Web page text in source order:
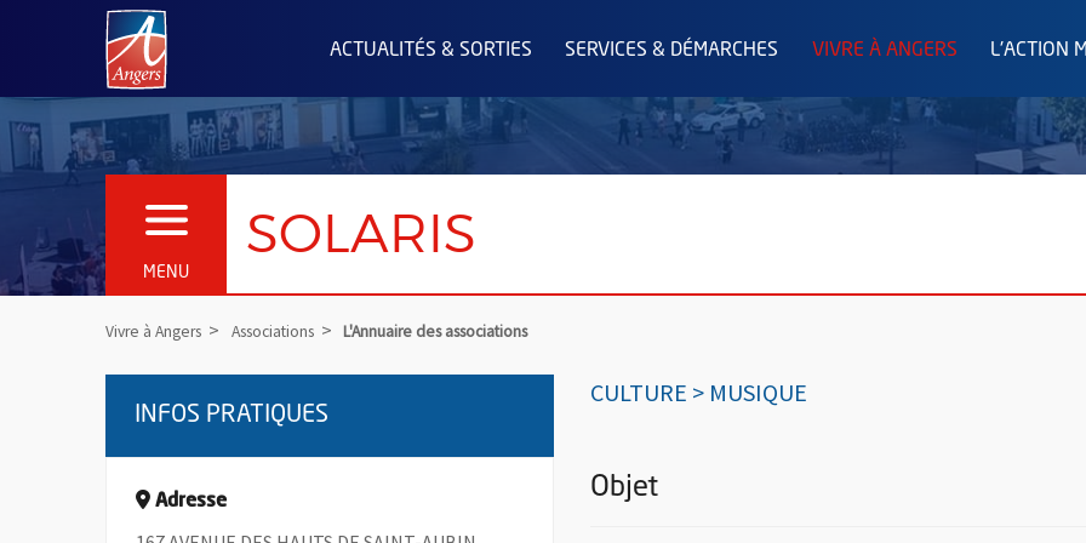
Angers.fr : Retour à l'accueil
ACTUALITÉS & SORTIES SERVICES & DÉMARCHES VIVRE À ANGERS L'ACTION
MENU
OUVRIR LE MENU SOLARIS
Vivre à Angers Associations L'Annuaire des associations
CULTURE > MUSIQUE
Objet
INFOS PRATIQUES
Adresse